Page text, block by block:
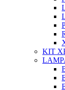
KIT